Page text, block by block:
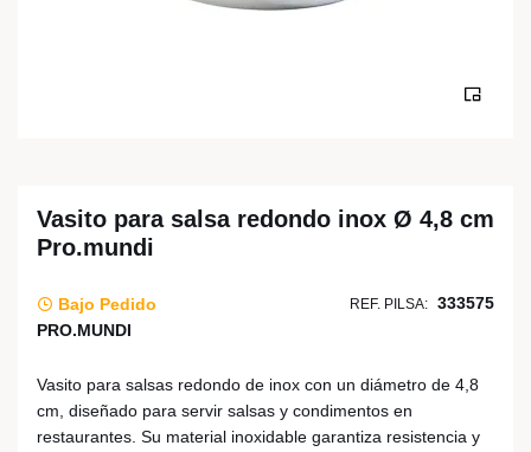
Vasito para salsa redondo inox Ø 4,8 cm
Pro.mundi
Bajo Pedido REF. PILSA: 333575
PRO.MUNDI
Vasito para salsas redondo de inox con un diámetro de 4,8
cm, diseñado para servir salsas y condimentos en
restaurantes. Su material inoxidable garantiza resistencia y